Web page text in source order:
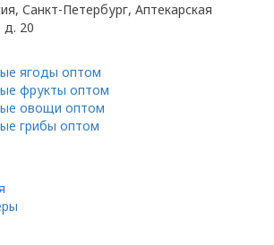
Санкт-Петербург, Аптекарская
д. 20
ягоды оптом
фрукты оптом
овощи оптом
грибы оптом